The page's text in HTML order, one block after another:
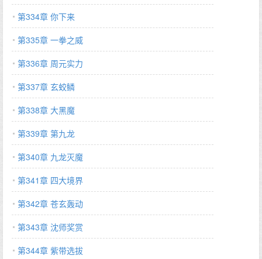
第334章 你下来
第335章 一拳之威
第336章 周元实力
第337章 玄蛟鳞
第338章 大黑魔
第339章 第九龙
第340章 九龙灭魔
第341章 四大境界
第342章 苍玄轰动
第343章 沈师奖赏
第344章 紫带选拔